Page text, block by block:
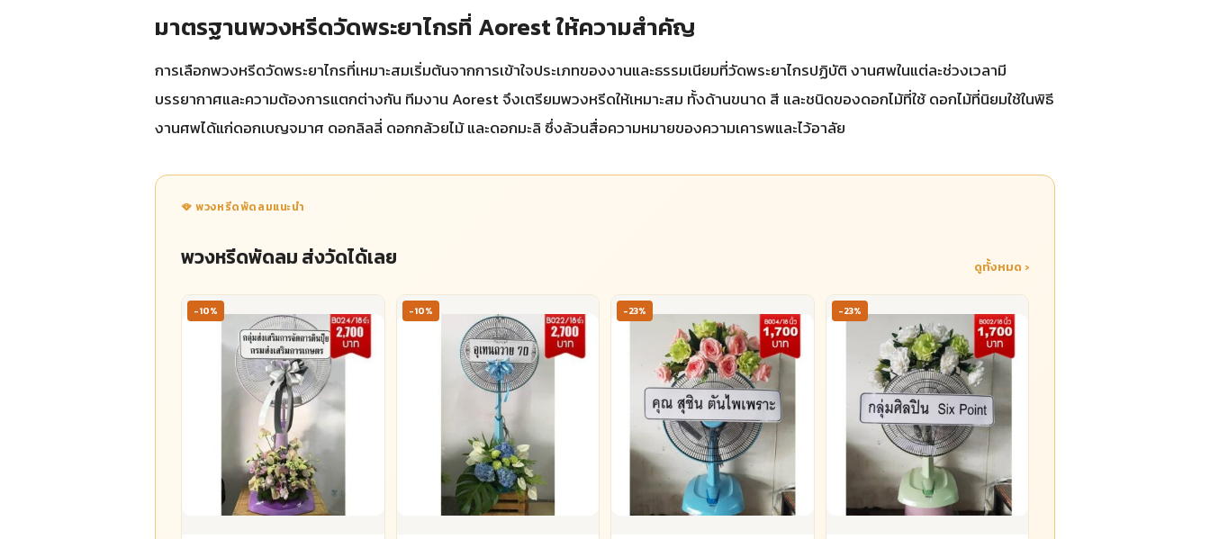
มาตรฐานพวงหรีดวัดพระยาไกรที่ Aorest ให้ความสำคัญ
การเลือกพวงหรีดวัดพระยาไกรที่เหมาะสมเริ่มต้นจากการเข้าใจประเภทของงานและธรรมเนียมที่วัดพระยาไกรปฏิบัติ งานศพในแต่ละช่วงเวลามี
บรรยากาศและความต้องการแตกต่างกัน ทีมงาน Aorest จึงเตรียมพวงหรีดให้เหมาะสม ทั้งด้านขนาด สี และชนิดของดอกไม้ที่ใช้ ดอกไม้ที่นิยมใช้ในพิธี
งานศพได้แก่ดอกเบญจมาศ ดอกลิลลี่ ดอกกล้วยไม้ และดอกมะลิ ซึ่งล้วนสื่อความหมายของความเคารพและไว้อาลัย
🪭 พวงหรีดพัดลมแนะนำ
พวงหรีดพัดลม ส่งวัดได้เลย ดูทั้งหมด ›
-10% -10% -23% -23%